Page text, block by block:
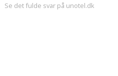
Se det fulde svar på unotel.dk